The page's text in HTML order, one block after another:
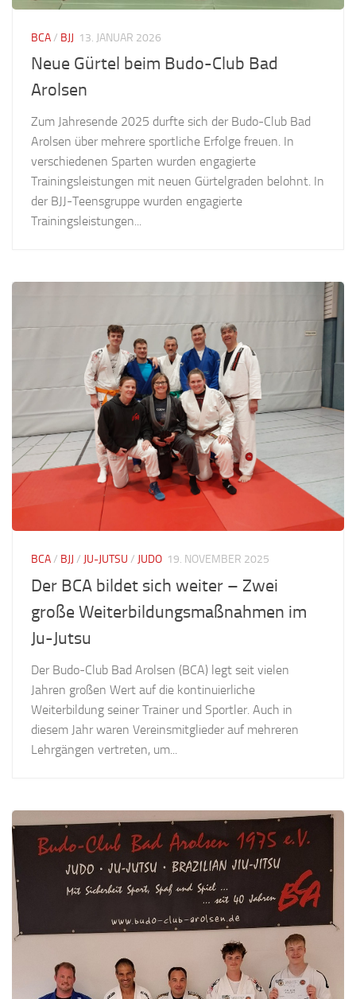
BCA/ BJJ 13. JANUAR 2026
Neue Gürtel beim Budo-Club Bad
Arolsen
Zum Jahresende 2025 durfte sich der Budo-Club Bad
Arolsen über mehrere sportliche Erfolge freuen. In
verschiedenen Sparten wurden engagierte
Trainingsleistungen mit neuen Gürtelgraden belohnt. In
der BJJ-Teensgruppe wurden engagierte
Trainingsleistungen...
BCA/ BJJ / JU-JUTSU / JUDO 19. NOVEMBER 2025
Der BCA bildet sich weiter – Zwei
große Weiterbildungsmaßnahmen im
Ju-Jutsu
Der Budo-Club Bad Arolsen (BCA) legt seit vielen
Jahren großen Wert auf die kontinuierliche
Weiterbildung seiner Trainer und Sportler. Auch in
diesem Jahr waren Vereinsmitglieder auf mehreren
Lehrgängen vertreten, um...